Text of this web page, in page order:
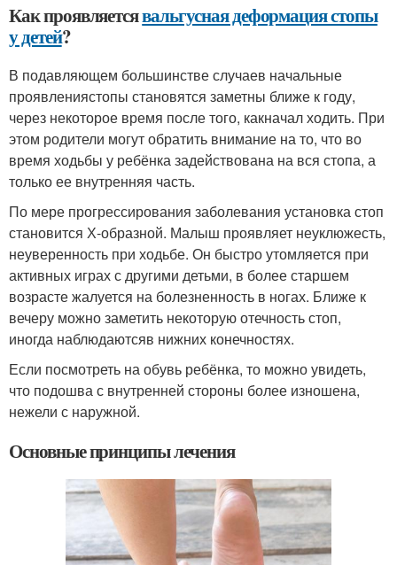
Как проявляетсявальгусная деформация стопы
у детей?
В подавляющем большинстве случаев начальные
проявлениястопы становятся заметны ближе к году,
через некоторое время после того, какначал ходить. При
этом родители могут обратить внимание на то, что во
время ходьбы у ребёнка задействована на вся стопа, а
только ее внутренняя часть.
По мере прогрессирования заболевания установка стоп
становится Х-образной. Малыш проявляет неуклюжесть,
неуверенность при ходьбе. Он быстро утомляется при
активных играх с другими детьми, в более старшем
возрасте жалуется на болезненность в ногах. Ближе к
вечеру можно заметить некоторую отечность стоп,
иногда наблюдаютсяв нижних конечностях.
Если посмотреть на обувь ребёнка, то можно увидеть,
что подошва с внутренней стороны более изношена,
нежели с наружной.
Основные принципы лечения